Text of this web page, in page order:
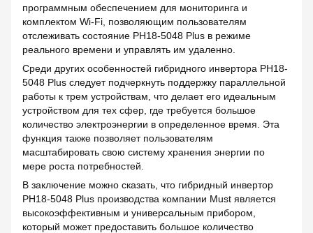
программным обеспечением для мониторинга и
комплектом Wi-Fi, позволяющим пользователям
отслеживать состояние PH18-5048 Plus в режиме
реального времени и управлять им удаленно.
Среди других особенностей гибридного инвертора PH18-
5048 Plus следует подчеркнуть поддержку параллельной
работы к трем устройствам, что делает его идеальным
устройством для тех сфер, где требуется большое
количество электроэнергии в определенное время. Эта
функция также позволяет пользователям
масштабировать свою систему хранения энергии по
мере роста потребностей.
В заключение можно сказать, что гибридный инвертор
PH18-5048 Plus производства компании Must является
высокоэффективным и универсальным прибором,
который может предоставить большое количество